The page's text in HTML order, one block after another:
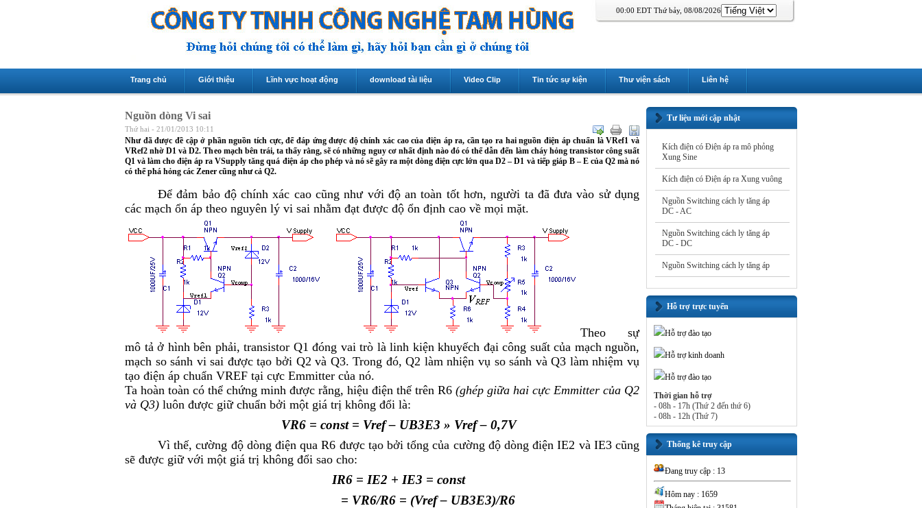
00:00 EDT Thứ bảy, 08/08/2026
Trang chủ Giới thiệu Lĩnh vực hoạt động download tài liệu Video Clip Tin tức sự kiện Thư viện sách Liên hệ
Nguồn dòng Vi sai
Thứ hai - 21/01/2013 10:11
Như đã được đề cập ở phần nguồn tích cực, để đáp ứng được độ chính xác cao của điện áp ra, cần tạo ra hai nguồn điện áp chuẩn là VRef1 và
VRef2 nhờ D1 và D2. Theo mạch bên trái, ta thấy rằng, sẽ có những nguy cơ nhất định nào đó có thể dẫn đến làm cháy hỏng transistor công suất
Q1 và làm cho điện áp ra VSupply tăng quá điện áp cho phép và nó sẽ gây ra một dòng điện cực lớn qua D2 – D1 và tiếp giáp B – E của Q2 mà nó
có thể phá hỏng các Zener cũng như cả Q2.
Để đảm bảo độ chính xác cao cũng như với độ an toàn tốt hơn, người ta đã đưa vào sử dụng
các mạch ổn áp theo nguyên lý vi sai nhằm đạt được độ ổn định cao về mọi mặt.
Theo sự
mô tả ở hình bên phải, transistor Q1 đóng vai trò là linh kiện khuyếch đại công suất của mạch nguồn,
mạch so sánh vi sai được tạo bởi Q2 và Q3. Trong đó, Q2 làm nhiện vụ so sánh và Q3 làm nhiệm vụ
tạo điện áp chuẩn VREF tại cực Emmitter của nó.
Ta hoàn toàn có thể chứng minh được rằng, hiệu điện thế trên R6 (ghép giữa hai cực Emmitter của Q2
và Q3) luôn được giữ chuẩn bởi một giá trị không đổi là:
VR6= const = Vref– UB3E3 » Vref– 0,7V
Vì thế, cường độ dòng điện qua R6 được tạo bởi tổng của cường độ dòng điện IE2 và IE3cũng
sẽ được giữ với một giá trị không đổi sao cho:
IR6 = IE2 + IE3 = const
= VR6/R6= (Vref– UB3E3)/R6
Tư liệu mới cập nhật
Kích điện có Điện áp ra mô phỏng
Xung Sine
Kích điện có Điện áp ra Xung vuông
Nguồn Switching cách ly tăng áp
DC - AC
Nguồn Switching cách ly tăng áp
DC - DC
Nguồn Switching cách ly tăng áp
Hỗ trợ trực tuyến
Hỗ trợ đào tạo
Hỗ trợ kinh doanh
Hỗ trợ đào tạo
Thời gian hỗ trợ
- 08h - 17h (Thứ 2 đến thứ 6)
- 08h - 12h (Thứ 7)
Thống kê truy cập
Đang truy cập : 13
Hôm nay : 1659